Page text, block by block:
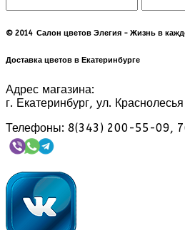
© 2014 Салон цветов Элегия - Жизнь в
Доставка цветов в Екатеринбурге
Адрес магазина:
г. Екатеринбург, ул.
Телефоны: 8(343) 200-55-09,